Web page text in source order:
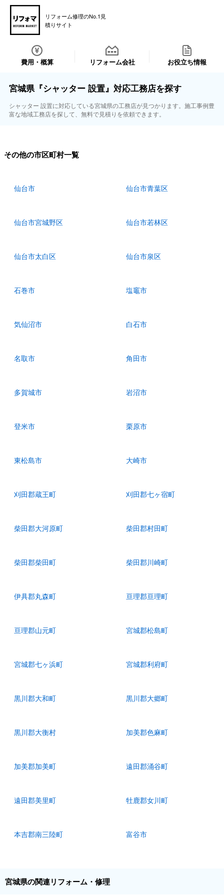
リフォーム修理のNo.1見
積りサイト
費用・概算 リフォーム会社 お役立ち情報
宮城県『シャッター 設置』対応工務店を探す
シャッター 設置に対応している宮城県の工務店が見つかります。施工事例豊
富な地域工務店を探して、無料で見積りを依頼できます。
その他の市区町村一覧
仙台市 仙台市青葉区
仙台市宮城野区 仙台市若林区
仙台市太白区 仙台市泉区
石巻市 塩竈市
気仙沼市 白石市
名取市 角田市
多賀城市 岩沼市
登米市 栗原市
東松島市 大崎市
刈田郡蔵王町 刈田郡七ヶ宿町
柴田郡大河原町 柴田郡村田町
柴田郡柴田町 柴田郡川崎町
伊具郡丸森町 亘理郡亘理町
亘理郡山元町 宮城郡松島町
宮城郡七ヶ浜町 宮城郡利府町
黒川郡大和町 黒川郡大郷町
黒川郡大衡村 加美郡色麻町
加美郡加美町 遠田郡涌谷町
遠田郡美里町 牡鹿郡女川町
本吉郡南三陸町 富谷市
宮城県の関連リフォーム・修理